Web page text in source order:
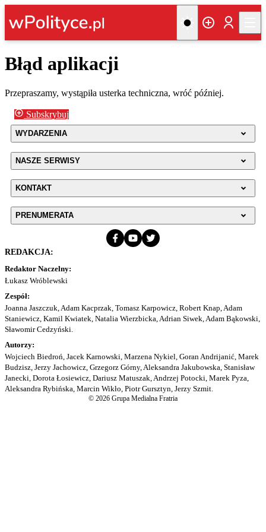
Błąd aplikacji
Przepraszamy, wystąpiła usterka techniczna, wróć później.
Subskrybuj
WYDARZENIA
NASZE SERWISY
KONTAKT
PRENUMERATA
REDAKCJA:
Redaktor Naczelny:
Łukasz Wróblewski
Zespół:
Joanna Jaszczuk, Adam Kacprzak, Tomasz Karpowicz, Robert Knap, Adam
Staniewicz, Kamil Kwiatek, Natalia Wierzbicka, Adrian Siwek, Adam Bąkowski,
Sławomir Cedzyński.
Autorzy:
Wojciech Biedroń, Jacek Karnowski, Marzena Nykiel, Goran Andrijanić, Marek
Budzisz, Jerzy Jachowicz, Grzegorz Górny, Aleksandra Jakubowska, Stanisław
Janecki, Dorota Łosiewicz, Dariusz Matuszak, Andrzej Potocki, Marek Pyza,
Aleksandra Rybińska, Marcin Wikło, Piotr Gursztyn, Jerzy Szmit.
© 2026 Grupa Medialna Fratria